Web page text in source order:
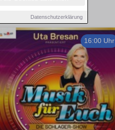
Datenschutzerklärung
16:00 Uhr